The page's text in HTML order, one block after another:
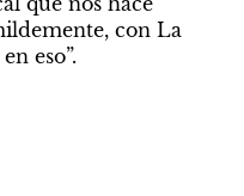
con La
eso”.